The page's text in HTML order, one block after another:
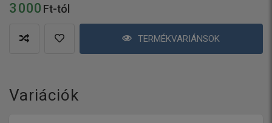
3 000 Ft-tól
TERMÉKVARIÁNSOK
Variációk